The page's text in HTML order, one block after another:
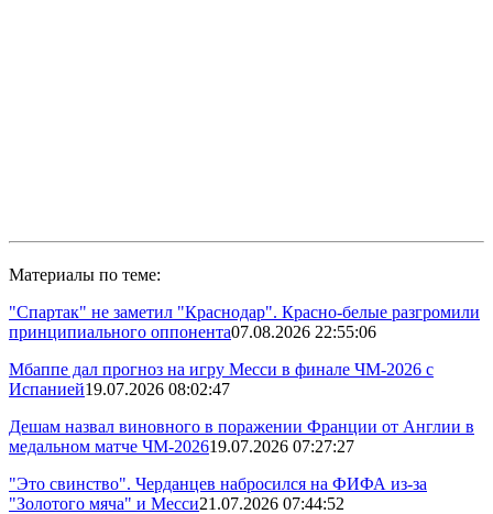
Материалы по теме:
"Спартак" не заметил "Краснодар". Красно-белые разгромили
принципиального оппонента07.08.2026 22:55:06
Мбаппе дал прогноз на игру Месси в финале ЧМ-2026 с
Испанией19.07.2026 08:02:47
Дешам назвал виновного в поражении Франции от Англии в
медальном матче ЧМ-202619.07.2026 07:27:27
"Это свинство". Черданцев набросился на ФИФА из-за
"Золотого мяча" и Месси21.07.2026 07:44:52